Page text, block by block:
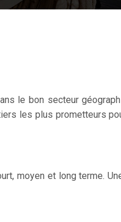
le bon secteur
les plus prometteurs
moyen et long terme.